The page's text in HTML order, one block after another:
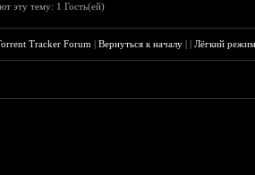
эту тему: 1 Гость(ей)
Tracker Forum |Вернуться к началу ||Лёгкий